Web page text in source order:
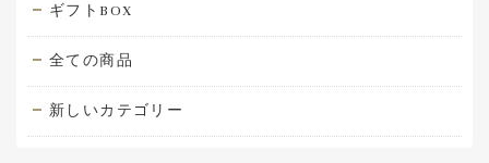
ギフトBOX
全ての商品
新しいカテゴリー